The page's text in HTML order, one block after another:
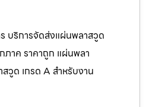
บริการจัดส่งแผ่นพลาสวูด
ภาค ราคาถูก แผ่นพลา
วูด เกรด A สำหรับงาน